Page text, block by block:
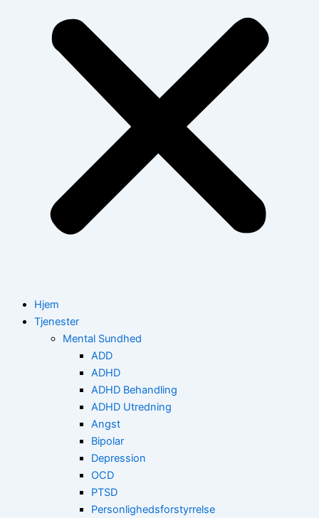
Hjem
Tjenester
Mental Sundhed
ADD
ADHD
ADHD Behandling
ADHD Utredning
Angst
Bipolar
Depression
OCD
PTSD
Personlighedsforstyrrelse